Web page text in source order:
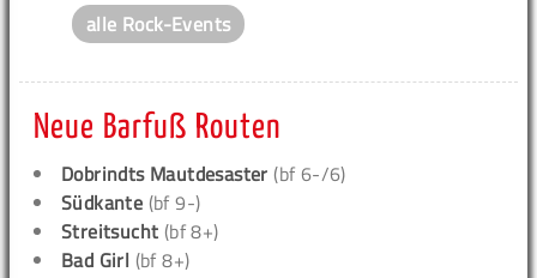
alle Rock-Events
Neue Barfuß Routen
Dobrindts Mautdesaster (bf 6-/6)
Südkante (bf 9-)
Streitsucht (bf 8+)
Bad Girl (bf 8+)